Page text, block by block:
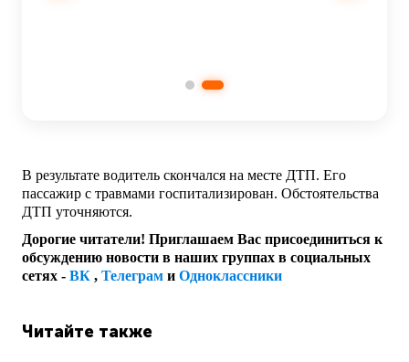
В результате водитель скончался на месте ДТП. Его
пассажир с травмами госпитализирован. Обстоятельства
ДТП уточняются.
Дорогие читатели! Приглашаем Вас присоединиться к
обсуждению новости в наших группах в социальных
сетях - ВК , Телеграм и Одноклассники
Читайте также